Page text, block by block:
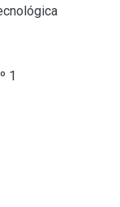
1